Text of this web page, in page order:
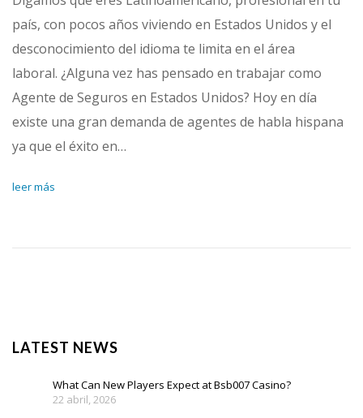
país, con pocos años viviendo en Estados Unidos y el
desconocimiento del idioma te limita en el área
laboral. ¿Alguna vez has pensado en trabajar como
Agente de Seguros en Estados Unidos? Hoy en día
existe una gran demanda de agentes de habla hispana
ya que el éxito en…
leer más
LATEST NEWS
What Can New Players Expect at Bsb007 Casino?
22 abril, 2026